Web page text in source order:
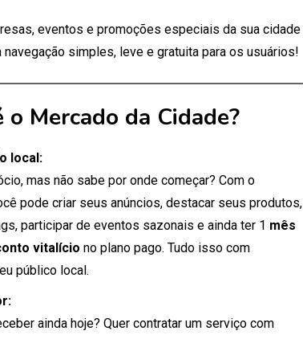
eventos e promoções especiais da sua cidade
navegação simples, leve e gratuita para os usuários!
o Mercado da Cidade?
local:
mas não sabe por onde começar? Com o
pode criar seus anúncios, destacar seus produtos,
participar de eventos sazonais e ainda ter 1 mês
vitalício no plano pago. Tudo isso com
público local.
ainda hoje? Quer contratar um serviço com